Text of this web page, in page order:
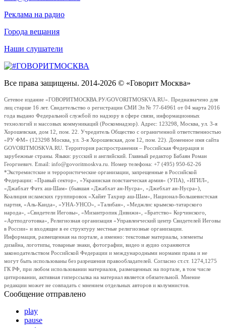
Реклама на радио
Города вещания
Наши слушатели
Все права защищены. 2014-2026 © «Говорит Москва»
Сетевое издание «ГОВОРИТМОСКВА.РУ/GOVORITMOSKVA.RU». Предназначено для
лиц старше 16 лет. Свидетельство о регистрации СМИ Эл № 77-64961 от 04 марта 2016
года выдано Федеральной службой по надзору в сфере связи, информационных
технологий и массовых коммуникаций (Роскомнадзор). Адрес: 123298, Москва, ул. 3-я
Хорошевская, дом 12, пом. 22. Учредитель Общество с ограниченной ответственностью
«РУ ФМ» (123298 Москва, ул. 3-я Хорошевская, дом 12, пом. 22). Доменное имя сайта
GOVORITMOSKVA.RU. Территория распространения – Российская Федерация и
зарубежные страны. Языки: русский и английский. Главный редактор Бабаян Роман
Георгиевич. Email: info@govoritmoskva.ru. Номер телефона: +7 (495) 950-62-26
*Экстремистские и террористические организации, запрещенные в Российской
Федерации: «Правый сектор», «Украинская повстанческая армия» (УПА), «ИГИЛ»,
«Джабхат Фатх аш-Шам» (бывшая «Джабхат ан-Нусра», «Джебхат ан-Нусра»),
Коалиция исламских группировок «Хайят Тахрир аш-Шам», Национал-Большевистская
партия, «Аль-Каида», «УНА-УНСО», «Талибан», «Меджлис крымско-татарского
народа», «Свидетели Иеговы», «Мизантропик Дивижн», «Братство» Корчинского,
«Артподготовка», Религиозная организация «Управленческий центр Свидетелей Иеговы
в России» и входящие в ее структуру местные религиозные организации.
Информация, размещенная на портале, а именно: текстовые материалы, элементы
дизайна, логотипы, товарные знаки, фотографии, видео и аудио охраняются
законодательством Российской Федерации и международными нормами права и не
могут быть использованы без разрешения правообладателей. Согласно ст.ст. 1274,1275
ГК РФ, при любом использовании материалов, размещенных на портале, в том числе
цитировании, активная гиперссылка на материал является обязательной. Мнение
редакции может не совпадать с мнением отдельных авторов и колумнистов.
Сообщение отправлено
play
pause